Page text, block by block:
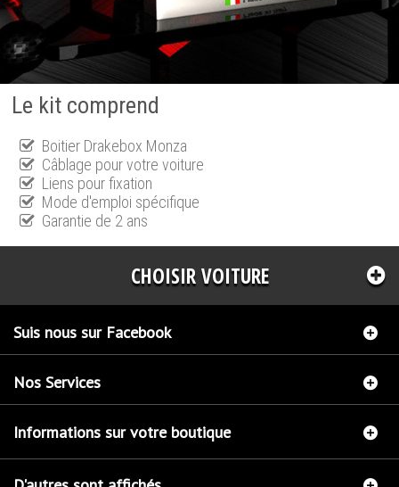
Le kit comprend
Boitier Drakebox Monza
Câblage pour votre voiture
Liens pour fixation
Mode d'emploi spécifique
Garantie de 2 ans
CHOISIR VOITURE
Suis nous sur Facebook
Nos Services
Informations sur votre boutique